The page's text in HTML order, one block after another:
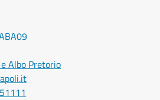
Albo Pretorio